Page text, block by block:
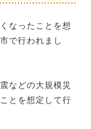
なったことを想
で行われまし
などの大規模災
とを想定して行